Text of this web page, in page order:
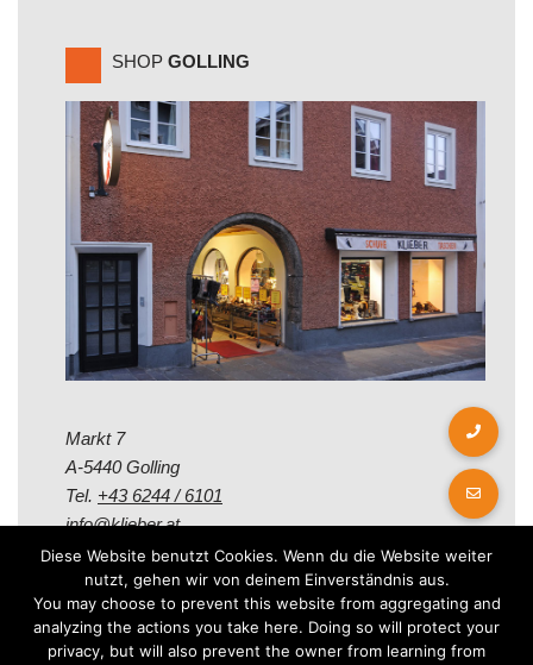
SHOP GOLLING
Markt 7
A-5440 Golling
Tel. +43 6244 / 6101
info@klieber.at
Öffungszeiten
Montag - Freitag:
Diese Website benutzt Cookies. Wenn du die Website weiter
nutzt, gehen wir von deinem Einverständnis aus.
You may choose to prevent this website from aggregating and
analyzing the actions you take here. Doing so will protect your
privacy, but will also prevent the owner from learning from